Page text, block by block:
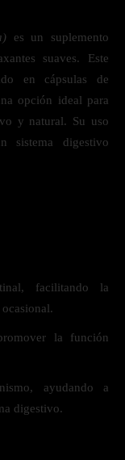
es un suplemento
suaves. Este
en cápsulas de
opción ideal para
y natural. Su uso
sistema digestivo
facilitando la
la función
ayudando a
digestivo.